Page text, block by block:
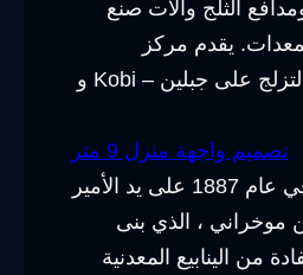
الثلج وآلات صنع
يقدم مركز
Bakuriani للتزلج التزلج على جبلين – Kobi و
تصميم واجهة منزل 9 متر
تأسس باكورياني في عام 1887 على يد الأمير
موخراني ، الذي بنى
من الينابيع المعدنية